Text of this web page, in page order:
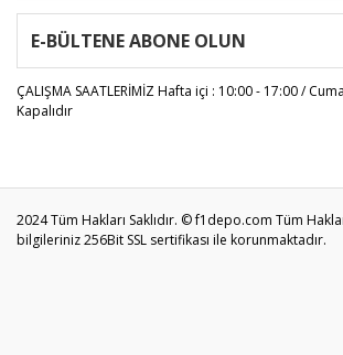
E-BÜLTENE ABONE OLUN
ÇALIŞMA SAATLERİMİZHafta içi : 10:00 - 17:00 /
Kapalıdır
2024 Tüm Hakları Saklıdır. © f1depo.com Tüm
bilgileriniz 256Bit SSL sertifikası ile korunmaktadır.